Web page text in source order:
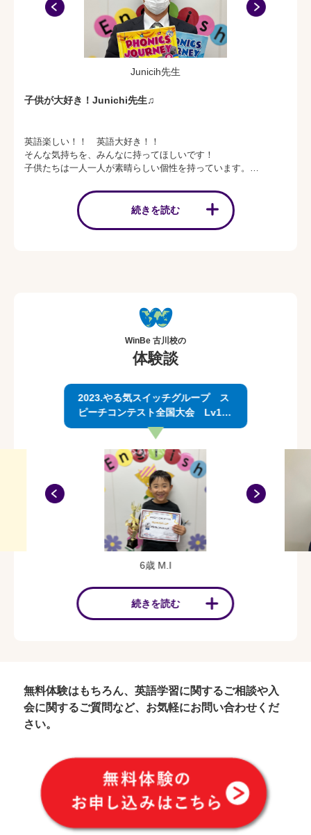
Junicih先生
子供が大好き！Junichi先生♫
英語楽しい！！ 英語大好き！！
そんな気持ちを、みんなに持ってほしいです！
子供たちは一人一人が素晴らしい個性を持っています。
どうしたら英語を話したい！英語を上達させたい！と思ってもら
えるのかを、オーストラリアでの生活の経験を生かし、日々工夫
★スクールディレクター杉山より♪
英語だけではなくサーフィンやスノーボードと言ったスポーツも
得意なお兄さん先生です。見た目通りに熱心に、見た目以上に真
摯に、子ども達と英語に向き合う姿勢は、保護者様からの信頼に
続きを読む
WinBe 古川校の
体験談
2023.やる気スイッチグループ ス
ピーチコンテスト全国大会 Lv1.
準優勝🏆
6歳 M.I
続きを読む
無料体験はもちろん、英語学習に関するご相談や入
会に関するご質問など、お気軽にお問い合わせくだ
さい。